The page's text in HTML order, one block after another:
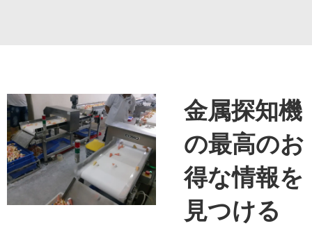
金属探知機
の最高のお
得な情報を
見つける